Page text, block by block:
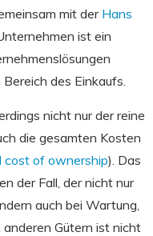
mit der Hans
ist ein
des Einkaufs.
nicht nur der reine
die gesamten Kosten
cost of ownership). Das
der Fall, der nicht nur
auch bei Wartung,
Gütern ist nicht